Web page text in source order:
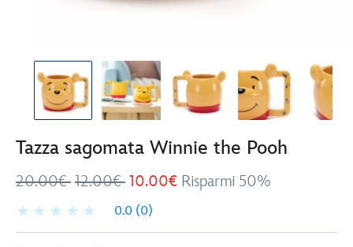
Tazza sagomata Winnie the Pooh
20.00€ 12.00€ 10.00€ Risparmi 50%
0.0 (0)